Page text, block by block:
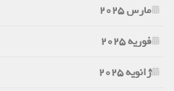
مارس 2025
فوریه 2025
ژانویه 2025